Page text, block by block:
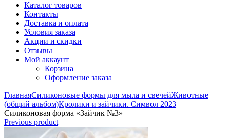
Каталог товаров
Контакты
Доставка и оплата
Условия заказа
Акции и скидки
Отзывы
Мой аккаунт
Корзина
Оформление заказа
ГлавнаяСиликоновые формы для мыла и свечейЖивотные
(общий альбом)Кролики и зайчики. Символ 2023
Силиконовая форма «Зайчик №3»
Previous product